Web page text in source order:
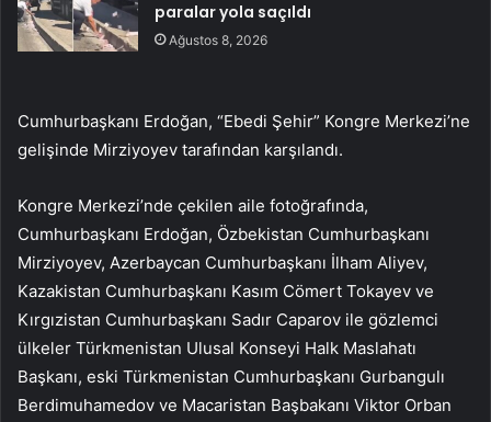
paralar yola saçıldı
Ağustos 8, 2026
Cumhurbaşkanı Erdoğan, “Ebedi Şehir” Kongre Merkezi’ne
gelişinde Mirziyoyev tarafından karşılandı.
Kongre Merkezi’nde çekilen aile fotoğrafında,
Cumhurbaşkanı Erdoğan, Özbekistan Cumhurbaşkanı
Mirziyoyev, Azerbaycan Cumhurbaşkanı İlham Aliyev,
Kazakistan Cumhurbaşkanı Kasım Cömert Tokayev ve
Kırgızistan Cumhurbaşkanı Sadır Caparov ile gözlemci
ülkeler Türkmenistan Ulusal Konseyi Halk Maslahatı
Başkanı, eski Türkmenistan Cumhurbaşkanı Gurbangulı
Berdimuhamedov ve Macaristan Başbakanı Viktor Orban